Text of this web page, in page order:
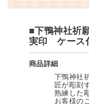
■下鴨神社祈
実印 ケース
商品詳細
下鴨神社
匠が彫刻
熟練した
お客様の